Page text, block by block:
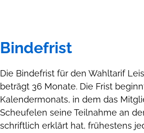
Bindefrist
Die Bindefrist für den Wahltarif
beträgt 36 Monate. Die Frist
Kalendermonats, in dem das
Scheufelen seine Teilnahme an
schriftlich erklärt hat, frühestens